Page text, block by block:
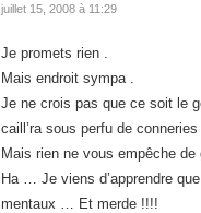
juillet 15, 2008 à 11:29
Je promets rien .
Mais endroit sympa .
Je ne crois pas que ce soit le
caill’ra sous perfu de
Mais rien ne vous empêche
Ha … Je viens d’apprendre
mentaux … Et merde !!!!